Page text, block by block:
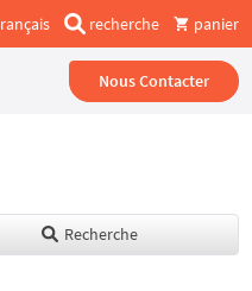
recherche panier
Nous Contacter
Recherche